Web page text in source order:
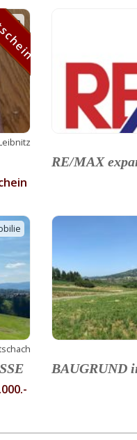
RE/MAX
BAUGRUND